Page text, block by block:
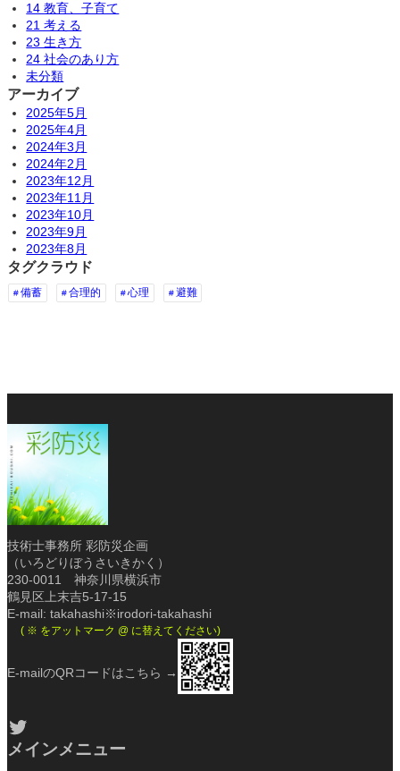
14 教育、子育て
21 考える
23 生き方
24 社会のあり方
未分類
アーカイブ
2025年5月
2025年4月
2024年3月
2024年2月
2023年12月
2023年11月
2023年10月
2023年9月
2023年8月
タグクラウド
備蓄 合理的 心理 避難
技術士事務所 彩防災企画
（いろどりぼうさいきかく）
230-0011 神奈川県横浜市
鶴見区上末吉5-17-15
E-mail: takahashi※irodori-takahashi
( ※ をアットマーク @ に替えてください)
E-mailのQRコードはこちら →
Twitter
メインメニュー